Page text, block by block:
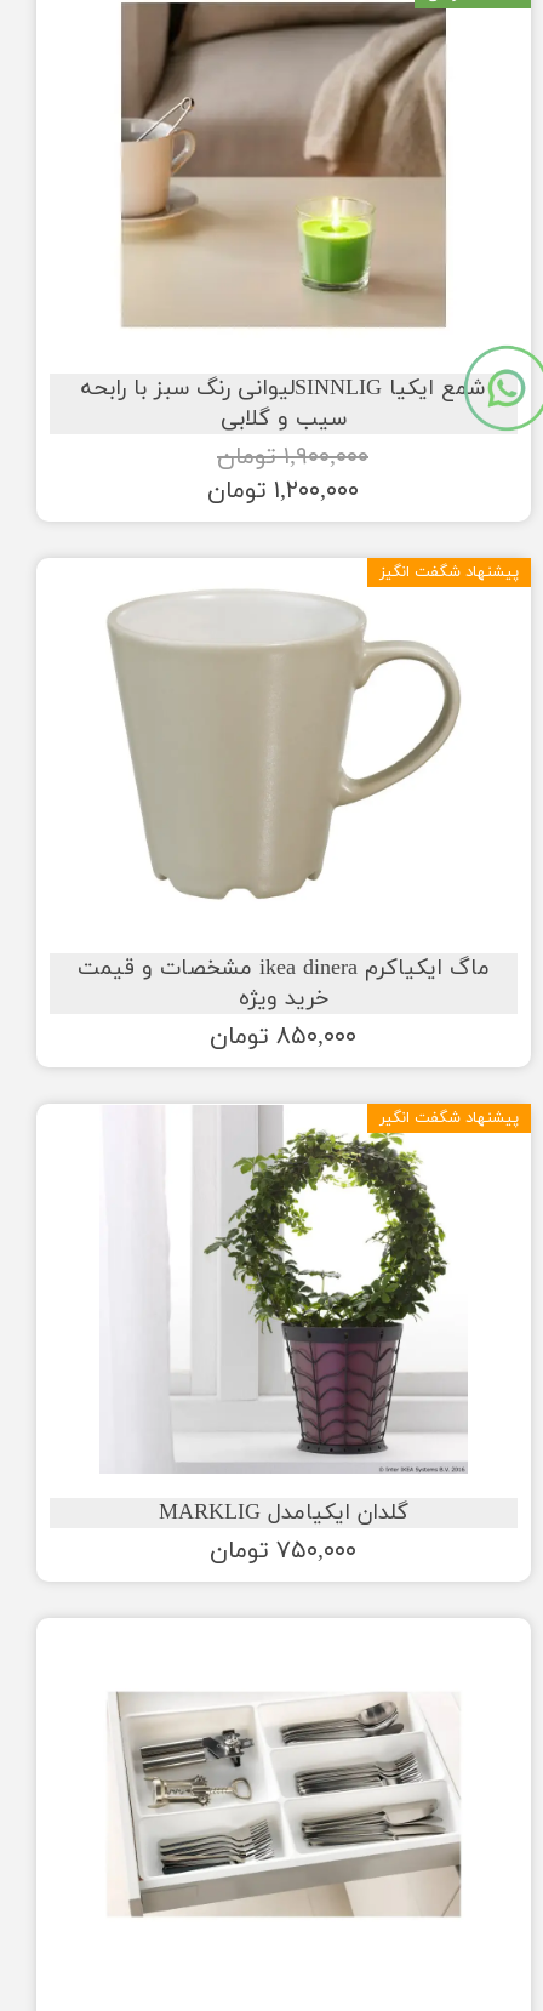
شمع ایکیا SINNLIGلیوانی رنگ سبز با رابحه
سیب و گلابی
۱,۹۰۰,۰۰۰ تومان
۱,۲۰۰,۰۰۰ تومان
ماگ ایکیاکرم ikea dinera مشخصات و قیمت
خرید ویژه
۸۵۰,۰۰۰ تومان
پیشنهاد شگفت انگیز
گلدان ایکیامدل MARKLIG
۷۵۰,۰۰۰ تومان
پیشنهاد شگفت انگیر